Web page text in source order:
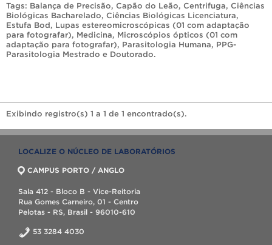
Tags: Balança de Precisão, Capão do Leão, Centrifuga, Ciências
Biológicas Bacharelado, Ciências Biológicas Licenciatura,
Estufa Bod, Lupas estereomicroscópicas (01 com adaptação
para fotografar), Medicina, Microscópios ópticos (01 com
adaptação para fotografar), Parasitologia Humana, PPG-
Parasitologia Mestrado e Doutorado.
Exibindo registro(s) 1 a 1 de 1 encontrado(s).
LOCALIZE O NÚCLEO DE LABORATÓRIOS
CAMPUS PORTO / ANGLO
Sala 412 - Bloco B - Vice-Reitoria
Rua Gomes Carneiro, 01 - Centro
Pelotas - RS, Brasil - 96010-610
53 3284 4030